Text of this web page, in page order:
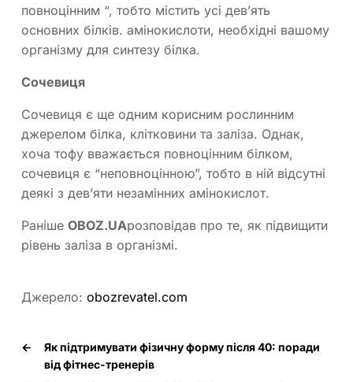
повноцінним “, тобто містить усі дев’ять
основних білків. амінокислоти, необхідні вашому
організму для синтезу білка.
Сочевиця
Сочевиця є ще одним корисним рослинним
джерелом білка, клітковини та заліза. Однак,
хоча тофу вважається повноцінним білком,
сочевиця є “неповноцінною”, тобто в ній відсутні
деякі з дев’яти незамінних амінокислот.
Раніше OBOZ.UAрозповідав про те, як підвищити
рівень заліза в організмі.
Джерело: obozrevatel.com
←
Як підтримувати фізичну форму після 40: поради
від фітнес-тренерів